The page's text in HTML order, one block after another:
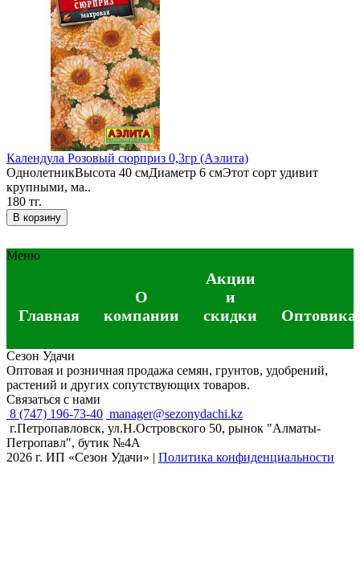
Календула Розовый сюрприз 0,3гр (Аэлита)
ОднолетникВысота 40 смДиаметр 6 смЭтот сорт удивит
крупными, ма..
180 тг.
В корзину
Меню
Главная
О
компании
Акции
и
скидки
Сезон Удачи
Оптовая и розничная продажа семян, грунтов, удобрений,
растений и других сопутствующих товаров.
Связаться с нами
8 (747) 196-73-40 manager@sezonydachi.kz
г.Петропавловск, ул.Н.Островского 50, рынок "Алматы-
Петропавл", бутик №4A
2026 г. ИП «Сезон Удачи» | Политика конфиденциальности